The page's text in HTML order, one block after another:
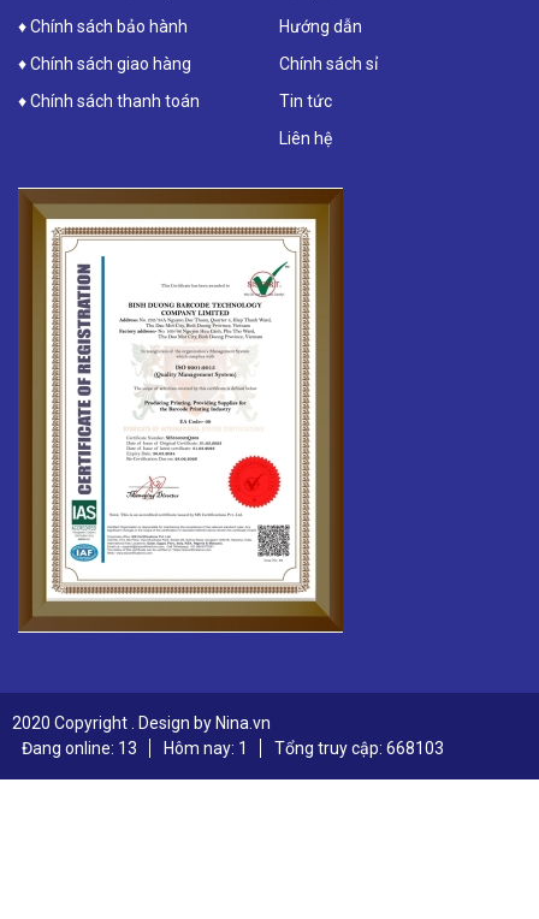
♦ Chính sách bảo hành
♦ Chính sách giao hàng
♦ Chính sách thanh toán
Hướng dẫn
Chính sách sỉ
Tin tức
Liên hệ
2020 Copyright . Design by Nina.vn
Đang online: 13
Hôm nay: 1 Tổng truy cập: 668103